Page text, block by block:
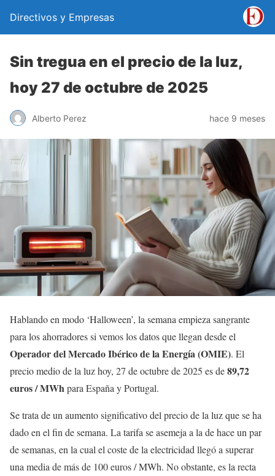
Directivos y Empresas
Sin tregua en el precio de la luz,
hoy 27 de octubre de 2025
Alberto Perez hace 9 meses
Hablando en modo ‘Halloween’, la semana empieza sangrante
para los ahorradores si vemos los datos que llegan desde el
Operador del Mercado Ibérico de la Energía (OMIE). El
precio medio de la luz hoy, 27 de octubre de 2025 es de89,72
euros / MWhpara España y Portugal.
Se trata de un aumento significativo del precio de la luz que se ha
dado en el fin de semana. La tarifa se asemeja a la de hace un par
de semanas, en la cual el coste de la electricidad llegó a superar
una media de más de 100 euros / MWh. No obstante, es la recta